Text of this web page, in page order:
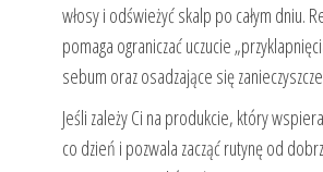
włosy i odświeżyć skalp po całym dniu.
pomaga ograniczać uczucie
sebum oraz osadzające się
Jeśli zależy Ci na produkcie, który
co dzień i pozwala zacząć rutynę od